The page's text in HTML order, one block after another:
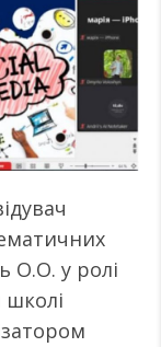
О.О. у ролі
школі